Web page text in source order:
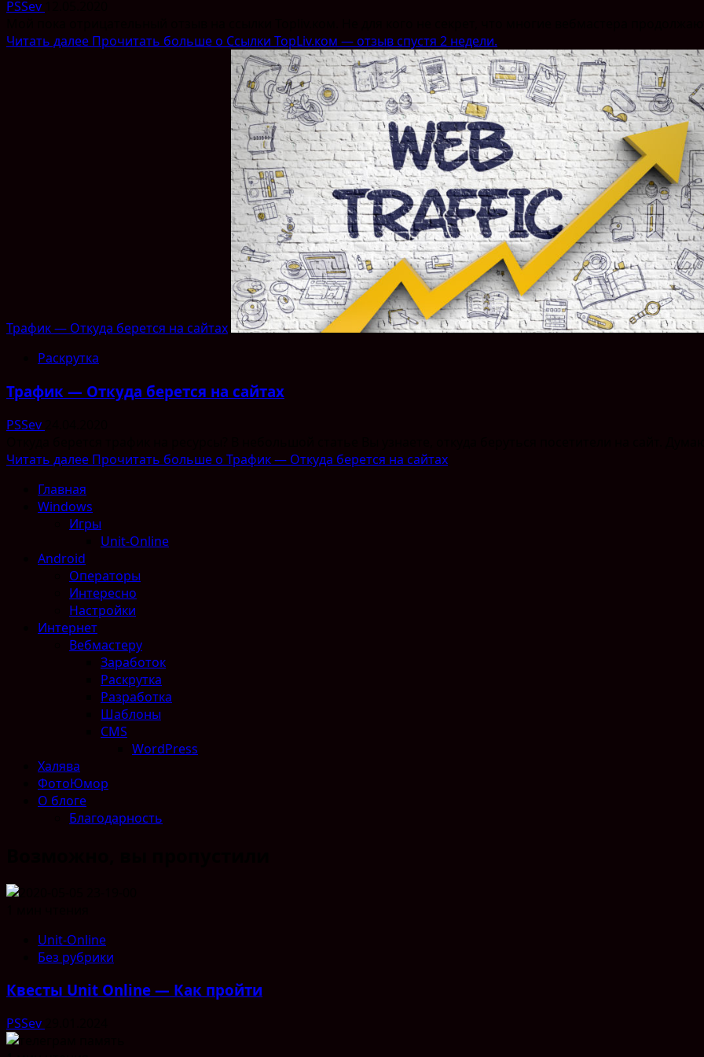
PSSev
Читать далее Прочитать больше о Ссылки TopLiv.ком — отзыв спустя 2 недели.
Трафик — Откуда берется на сайтах
Раскрутка
Трафик — Откуда берется на сайтах
PSSev
Читать далее Прочитать больше о Трафик — Откуда берется на сайтах
Главная
Windows
Игры
Unit-Online
Android
Операторы
Интересно
Настройки
Интернет
Вебмастеру
Заработок
Раскрутка
Разработка
Шаблоны
CMS
WordPress
Халява
ФотоЮмор
О блоге
Благодарность
Unit-Online
Без рубрики
Квесты Unit Online — Как пройти
PSSev